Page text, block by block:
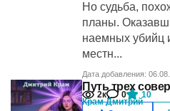
Но судьба,
планы.
наемных убийц
местн...
Дата добавления:
2к 0 10
Путь трех
Крам Дмитрий